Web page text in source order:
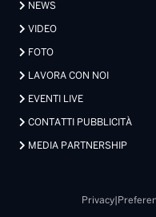
NEWS
VIDEO
FOTO
LAVORA CON NOI
EVENTI LIVE
CONTATTI PUBBLICITÀ
MEDIA PARTNERSHIP
Privacy|